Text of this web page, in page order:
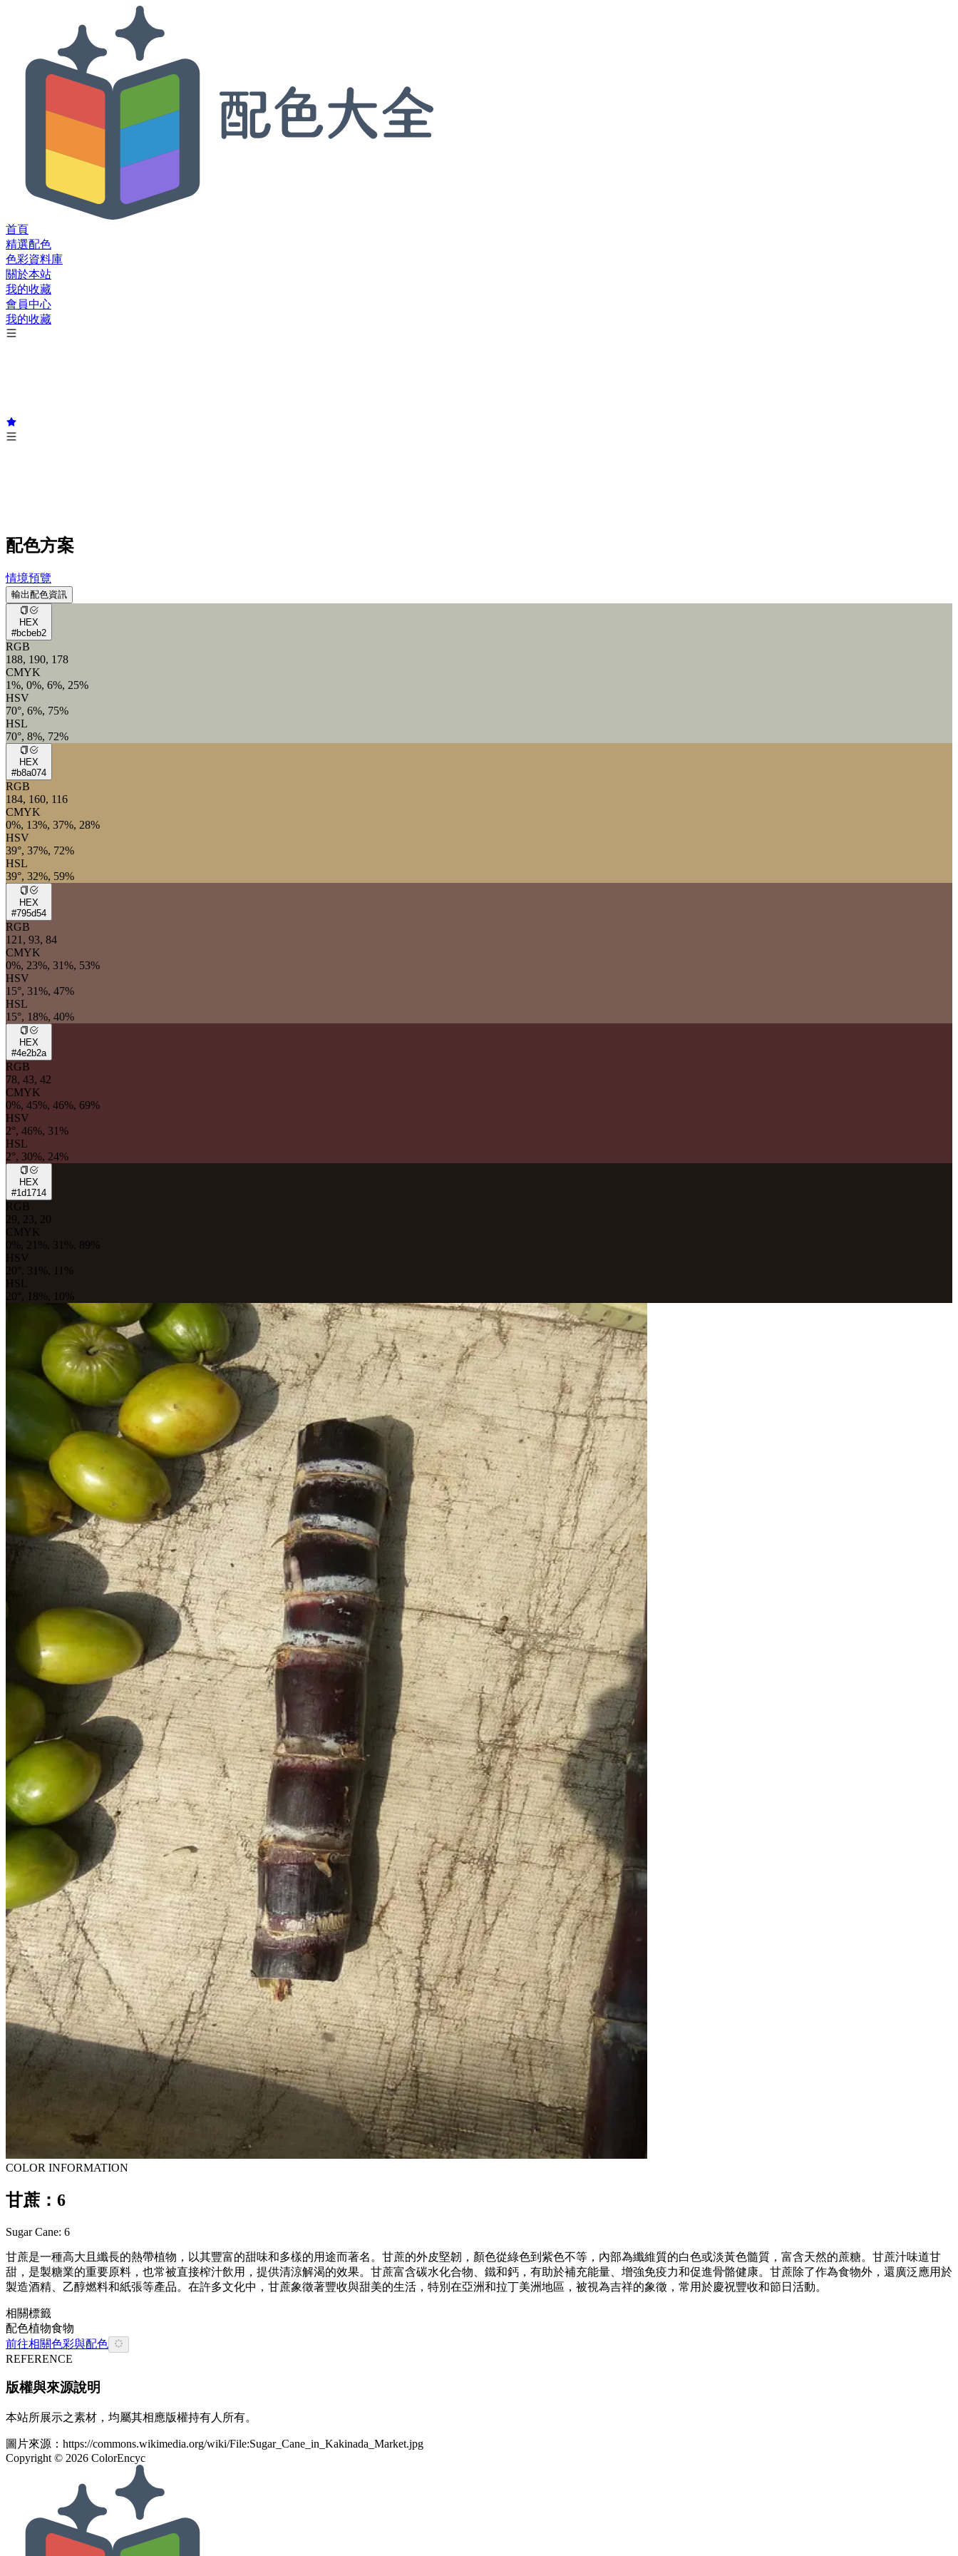
首頁
精選配色
色彩資料庫
關於本站
我的收藏
會員中心
我的收藏
配色方案
情境預覽
輸出配色資訊
HEX
#bcbeb2
RGB
188, 190, 178
CMYK
1%, 0%, 6%, 25%
HSV
70°, 6%, 75%
HSL
70°, 8%, 72%
HEX
#b8a074
RGB
184, 160, 116
CMYK
0%, 13%, 37%, 28%
HSV
39°, 37%, 72%
HSL
39°, 32%, 59%
HEX
#795d54
RGB
121, 93, 84
CMYK
0%, 23%, 31%, 53%
HSV
15°, 31%, 47%
HSL
15°, 18%, 40%
HEX
#4e2b2a
RGB
78, 43, 42
CMYK
0%, 45%, 46%, 69%
HSV
2°, 46%, 31%
HSL
2°, 30%, 24%
HEX
#1d1714
RGB
29, 23, 20
CMYK
0%, 21%, 31%, 89%
HSV
20°, 31%, 11%
HSL
20°, 18%, 10%
COLOR INFORMATION
甘蔗：6
Sugar Cane: 6
甘蔗是一種高大且纖長的熱帶植物，以其豐富的甜味和多樣的用途而著名。甘蔗的外皮堅韌，顏色從綠色到紫色不等，內部為纖維質的白色或淡黃色髓質，富含天然的蔗糖。甘蔗汁味道甘
甜，是製糖業的重要原料，也常被直接榨汁飲用，提供清涼解渴的效果。甘蔗富含碳水化合物、鐵和鈣，有助於補充能量、增強免疫力和促進骨骼健康。甘蔗除了作為食物外，還廣泛應用於
製造酒精、乙醇燃料和紙張等產品。在許多文化中，甘蔗象徵著豐收與甜美的生活，特別在亞洲和拉丁美洲地區，被視為吉祥的象徵，常用於慶祝豐收和節日活動。
相關標籤
配色植物食物
前往相關色彩與配色
REFERENCE
版權與來源說明
本站所展示之素材，均屬其相應版權持有人所有。
圖片來源： https://commons.wikimedia.org/wiki/File:Sugar_Cane_in_Kakinada_Market.jpg
Copyright © 2026 ColorEncyc